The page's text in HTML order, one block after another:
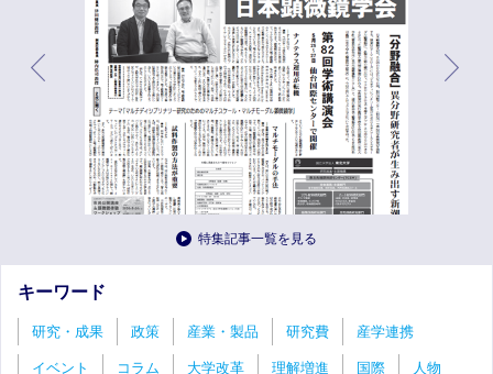
特集記事一覧を見る
キーワード
研究・成果 政策 産業・製品 研究費 産学連携
イベント コラム 大学改革 理解増進 国際 人物